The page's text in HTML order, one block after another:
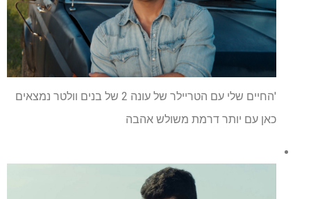
'החיים שלי עם הטריילר של עונה 2 של בנים וולטר נמצאים
כאן עם יותר דרמת משולש אהבה